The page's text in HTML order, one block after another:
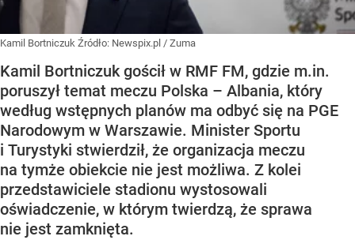
Kamil Bortniczuk Źródło: Newspix.pl / Zuma
Kamil Bortniczuk gościł w RMF FM, gdzie m.in.
poruszył temat meczu Polska – Albania, który
według wstępnych planów ma odbyć się na PGE
Narodowym w Warszawie. Minister Sportu
i Turystyki stwierdził, że organizacja meczu
na tymże obiekcie nie jest możliwa. Z kolei
przedstawiciele stadionu wystosowali
oświadczenie, w którym twierdzą, że sprawa
nie jest zamknięta.